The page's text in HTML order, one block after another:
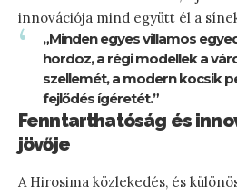
innovációja mind együtt él a
„Minden egyes villamos
hordoz, a régi modellek a
szellemét, a modern kocsik
fejlődés ígéretét.”
Fenntarthatóság és
jövője
A Hirosima közlekedés, és